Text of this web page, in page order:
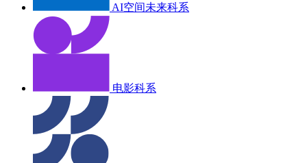
AI空间未来科系
电影科系